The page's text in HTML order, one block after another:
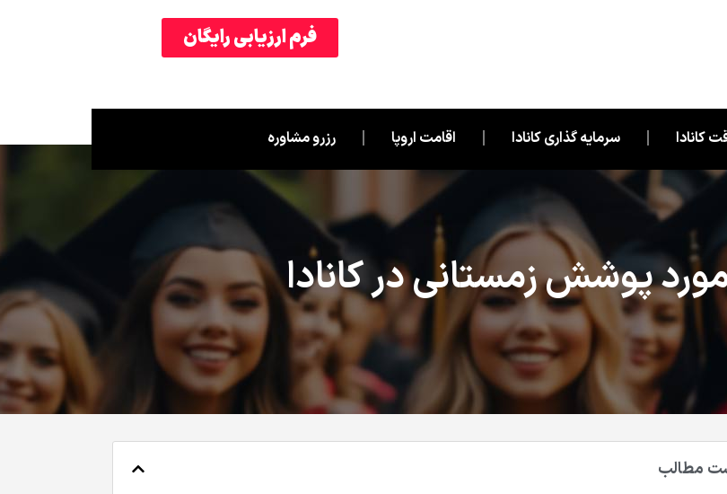
فرم ارزیابی رایگان
کانادا سرمایه گذاری کانادا اقامت اروپا رزرو مشاوره
پوشش زمستانی در کانادا
مطالب